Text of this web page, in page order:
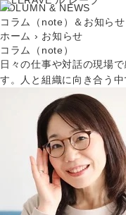
COLUMN & NEWS
コラム（note）＆お知らせ
ホーム › お知らせ
コラム（note）
日々の仕事や対話の現場
す。人と組織に向き合う